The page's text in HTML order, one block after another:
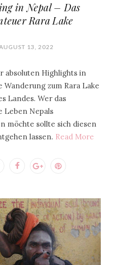
in Nepal – Das
Rara Lake
13, 2022
absoluten Highlights in
Wanderung zum Rara Lake
Landes. Wer das
Leben Nepals
möchte sollte sich diesen
lassen. Read More